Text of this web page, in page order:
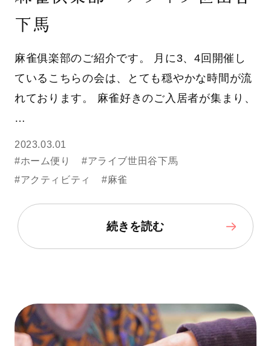
下馬
麻雀俱楽部のご紹介です。 月に3、4回開催し
ているこちらの会は、とても穏やかな時間が流
れております。 麻雀好きのご入居者が集まり、
…
2023.03.01
#ホーム便り
#アライブ世田谷下馬
#アクティビティ
#麻雀
続きを読む